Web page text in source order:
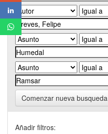
Comenzar nueva busqueda
Añadir filtros: